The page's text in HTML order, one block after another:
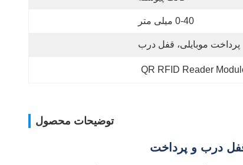
0-40 میلی متر
پرداخت موبایلی، قفل درب
QR RFID Reader
توضیحات محصول